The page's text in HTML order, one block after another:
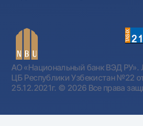
АО «Национальный банк ВЭД РУ».
ЦБ Республики Узбекистан №22
25.12.2021г. © 2026 Все права